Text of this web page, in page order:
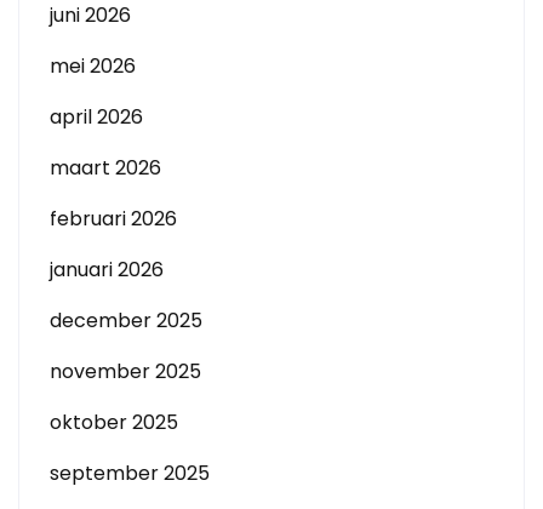
juni 2026
mei 2026
april 2026
maart 2026
februari 2026
januari 2026
december 2025
november 2025
oktober 2025
september 2025